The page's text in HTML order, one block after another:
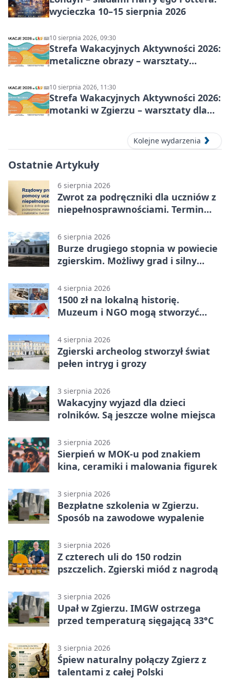
wycieczka 10–15 sierpnia 2026
10 sierpnia 2026, 09:30
Strefa Wakacyjnych Aktywności 2026:
metaliczne obrazy – warsztaty
10 sierpnia 2026, 11:30
Strefa Wakacyjnych Aktywności 2026:
motanki w Zgierzu – warsztaty dla
Kolejne wydarzenia
Ostatnie Artykuły
6 sierpnia 2026
Zwrot za podręczniki dla uczniów z
niepełnosprawnościami. Termin
6 sierpnia 2026
Burze drugiego stopnia w powiecie
zgierskim. Możliwy grad i silny
4 sierpnia 2026
1500 zł na lokalną historię.
Muzeum i NGO mogą stworzyć
4 sierpnia 2026
Zgierski archeolog stworzył świat
pełen intryg i grozy
3 sierpnia 2026
Wakacyjny wyjazd dla dzieci
rolników. Są jeszcze wolne miejsca
3 sierpnia 2026
Sierpień w MOK-u pod znakiem
kina, ceramiki i malowania figurek
3 sierpnia 2026
Bezpłatne szkolenia w Zgierzu.
Sposób na zawodowe wypalenie
3 sierpnia 2026
Z czterech uli do 150 rodzin
pszczelich. Zgierski miód z nagrodą
3 sierpnia 2026
Upał w Zgierzu. IMGW ostrzega
przed temperaturą sięgającą 33°C
3 sierpnia 2026
Śpiew naturalny połączy Zgierz z
talentami z całej Polski